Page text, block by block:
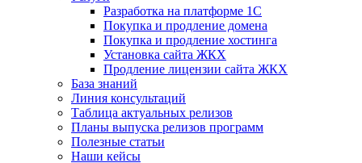
Разработка на платформе 1С
Покупка и продление домена
Покупка и продление хостинга
Установка сайта ЖКХ
Продление лицензии сайта ЖКХ
База знаний
Линия консультаций
Таблица актуальных релизов
Планы выпуска релизов программ
Полезные статьи
Наши кейсы